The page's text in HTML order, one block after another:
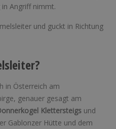
Angriff nimmt.
in Österreich am
genauer gesagt am
Klettersteigs und
Gablonzer Hütte und dem